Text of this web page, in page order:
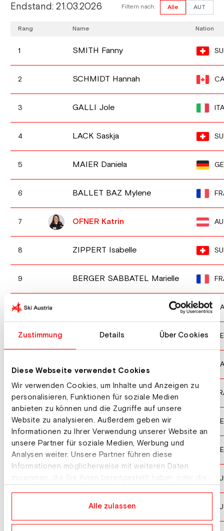
Zustimmung Details Über Cookies
Diese Webseite verwendet Cookies
Wir verwenden Cookies, um Inhalte und Anzeigen zu
personalisieren, Funktionen für soziale Medien
anbieten zu können und die Zugriffe auf unsere
Website zu analysieren. Außerdem geben wir
Informationen zu Ihrer Verwendung unserer Website an
unsere Partner für soziale Medien, Werbung und
Analysen weiter. Unsere Partner führen diese
Informationen möglicherweise mit weiteren Daten
zusammen, die Sie ihnen bereitgestellt haben oder die
Alle zulassen
Endstand: 21.03.2026 Filtern nach: Alle AUT
Rang Name Nation
1 SMITH Fanny
2 SCHMIDT Hannah
3 GALLI Jole ITA
4 LACK Saskja
5 MAIER Daniela
6 BALLET BAZ Mylene
7 OFNER Katrin
8 ZIPPERT Isabelle
9 BERGER SABBATEL Marielle
10
11 KLAPPROTT Luisa
GRILLET AUBERT Jade
14 REDDER Veronika
15 BACHL-STAUDINGER Leonie
COUSIN Sixtine
GIGLER Sonja